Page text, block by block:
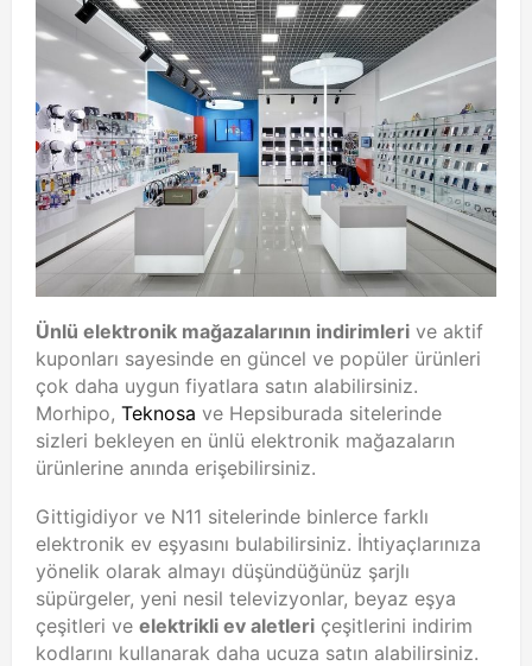
Ünlü elektronik mağazalarının indirimleri ve aktif
kuponları sayesinde en güncel ve popüler ürünleri
çok daha uygun fiyatlara satın alabilirsiniz.
Morhipo, Teknosa ve Hepsiburada sitelerinde
sizleri bekleyen en ünlü elektronik mağazaların
ürünlerine anında erişebilirsiniz.
Gittigidiyor ve N11 sitelerinde binlerce farklı
elektronik ev eşyasını bulabilirsiniz. İhtiyaçlarınıza
yönelik olarak almayı düşündüğünüz şarjlı
süpürgeler, yeni nesil televizyonlar, beyaz eşya
çeşitleri ve elektrikli ev aletleri çeşitlerini indirim
kodlarını kullanarak daha ucuza satın alabilirsiniz.